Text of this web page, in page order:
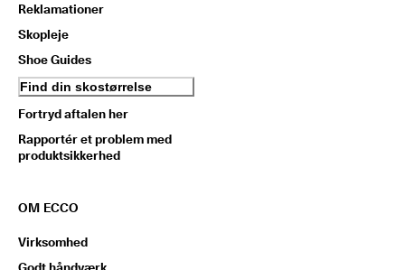
Reklamationer
Skopleje
Shoe Guides
Find din skostørrelse
Fortryd aftalen her
Rapportér et problem med
produktsikkerhed
OM ECCO
Virksomhed